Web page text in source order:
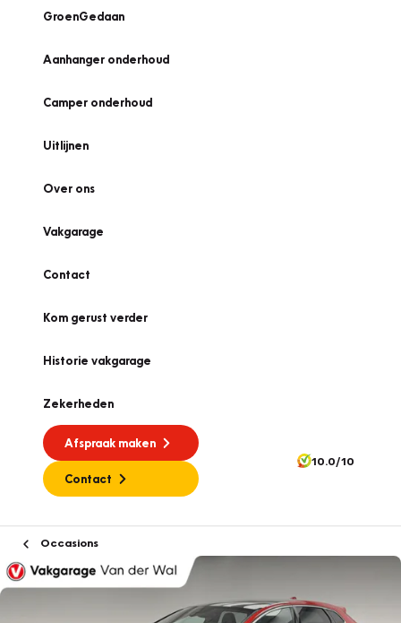
GroenGedaan
Aanhanger onderhoud
Camper onderhoud
Uitlijnen
Over ons
Vakgarage
Contact
Kom gerust verder
Historie vakgarage
Zekerheden
Afspraak maken
Contact
10.0/10
Occasions